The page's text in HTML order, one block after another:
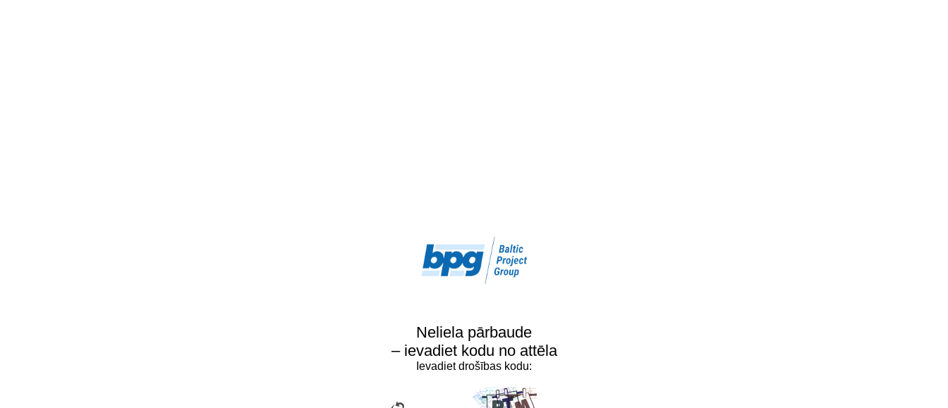
Neliela pārbaude
– ievadiet kodu no attēla
Ievadiet drošības kodu: